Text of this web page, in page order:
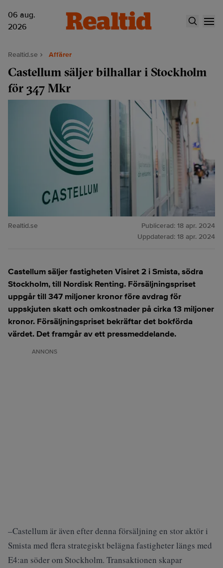
06 aug.
2026
Realtid.se Affärer
Castellum säljer bilhallar i Stockholm
för 347 Mkr
Realtid.se Publicerad: 18 apr. 2024
Uppdaterad: 18 apr. 2024
Castellum säljer fastigheten Visiret 2 i Smista, södra
Stockholm, till Nordisk Renting. Försäljningspriset
uppgår till 347 miljoner kronor före avdrag för
uppskjuten skatt och omkostnader på cirka 13 miljoner
kronor. Försäljningspriset bekräftar det bokförda
värdet. Det framgår av ett pressmeddelande.
ANNONS
–Castellum är även efter denna försäljning en stor aktör i
Smista med flera strategiskt belägna fastigheter längs med
E4:an söder om Stockholm. Transaktionen skapar